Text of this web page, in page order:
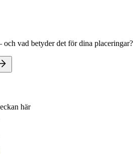
och vad betyder det för dina placeringar?
här